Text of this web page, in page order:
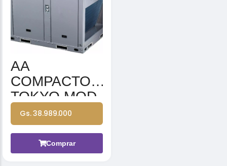
AA
COMPACTO
TOKYO MOD
TRCT-
120CWN1
120.000BTU
380V 3N
Gs. 38.989.000
Comprar